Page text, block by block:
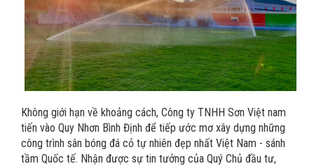
Không giới hạn về khoảng cách, Công ty TNHH Sơn Việt nam
tiến vào Quy Nhơn Bình Định để tiếp ước mơ xây dựng những
công trình sân bóng đá cỏ tự nhiên đẹp nhất Việt Nam - sánh
tầm Quốc tế. Nhận được sự tin tưởng của Quý Chủ đầu tư,